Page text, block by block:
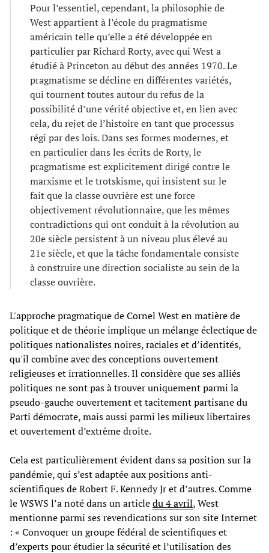
Pour l’essentiel, cependant, la philosophie de
West appartient à l’école du pragmatisme
américain telle qu’elle a été développée en
particulier par Richard Rorty, avec qui West a
étudié à Princeton au début des années 1970. Le
pragmatisme se décline en différentes variétés,
qui tournent toutes autour du refus de la
possibilité d’une vérité objective et, en lien avec
cela, du rejet de l’histoire en tant que processus
régi par des lois. Dans ses formes modernes, et
en particulier dans les écrits de Rorty, le
pragmatisme est explicitement dirigé contre le
marxisme et le trotskisme, qui insistent sur le
fait que la classe ouvrière est une force
objectivement révolutionnaire, que les mêmes
contradictions qui ont conduit à la révolution au
20e siècle persistent à un niveau plus élevé au
21e siècle, et que la tâche fondamentale consiste
à construire une direction socialiste au sein de la
classe ouvrière.
L'approche pragmatique de Cornel West en matière de
politique et de théorie implique un mélange éclectique de
politiques nationalistes noires, raciales et d’identités,
qu'il combine avec des conceptions ouvertement
religieuses et irrationnelles. Il considère que ses alliés
politiques ne sont pas à trouver uniquement parmi la
pseudo-gauche ouvertement et tacitement partisane du
Parti démocrate, mais aussi parmi les milieux libertaires
et ouvertement d’extrême droite.
Cela est particulièrement évident dans sa position sur la
pandémie, qui s’est adaptée aux positions anti-
scientifiques de Robert F. Kennedy Jr et d’autres. Comme
le WSWS l’a noté dans un articledu 4 avril, West
mentionne parmi ses revendications sur son site Internet
: « Convoquer un groupe fédéral de scientifiques et
d’experts pour étudier la sécurité et l’utilisation des